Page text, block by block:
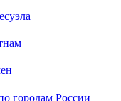
городам России